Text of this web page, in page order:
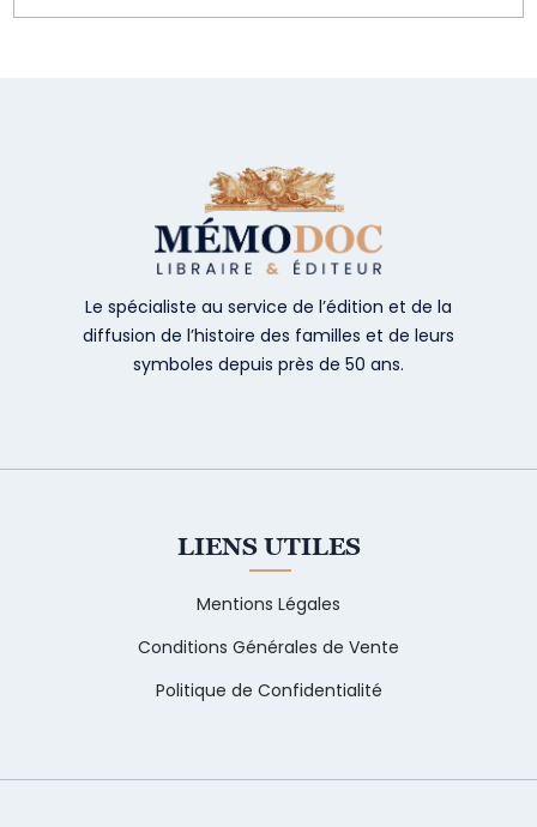
Le spécialiste au service de l’édition et de la
diffusion de l’histoire des familles et de leurs
symboles depuis près de 50 ans.
LIENS UTILES
Mentions Légales
Conditions Générales de Vente
Politique de Confidentialité